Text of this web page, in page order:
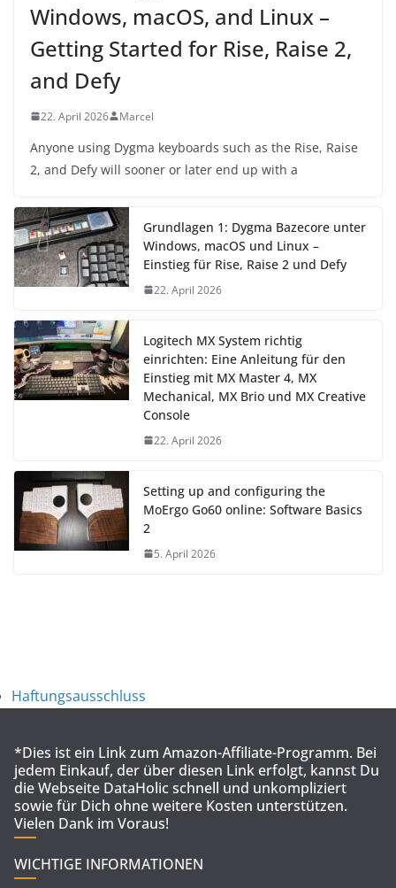
Windows, macOS, and Linux –
Getting Started for Rise, Raise 2,
and Defy
22. April 2026 Marcel
Anyone using Dygma keyboards such as the Rise, Raise
2, and Defy will sooner or later end up with a
Grundlagen 1: Dygma Bazecore unter
Windows, macOS und Linux –
Einstieg für Rise, Raise 2 und Defy
22. April 2026
Logitech MX System richtig
einrichten: Eine Anleitung für den
Einstieg mit MX Master 4, MX
Mechanical, MX Brio und MX Creative
Console
22. April 2026
Setting up and configuring the
MoErgo Go60 online: Software Basics
2
5. April 2026
Haftungsausschluss
*Dies ist ein Link zum Amazon-Affiliate-Programm. Bei
jedem Einkauf, der über diesen Link erfolgt, kannst Du
die Webseite DataHolic schnell und unkompliziert
sowie für Dich ohne weitere Kosten unterstützen.
Vielen Dank im Voraus!
WICHTIGE INFORMATIONEN